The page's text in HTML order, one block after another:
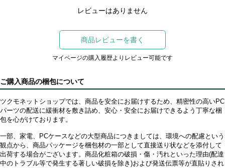
レビューはありません
商品レビューを書く
マイページの購入履歴よりレビュー可能です
ご購入商品の梱包について
ツクモネットショップでは、商品を安全にお届けするため、精密性の高いPC
パーツの配送に緩衝材を敷き詰め、安心・安全にお届けできるよう丁寧な梱
包を心がけております。
一部、家電、PCケースなどの大型商品につきましては、環境への配慮という
観点から、商品パッケージを梱包材の一部として直接送り状などを添付して
出荷する場合がございます。商品化粧箱の破損・傷・汚れといった理由(配達
中のトラブル等で発生する著しい破損を除き)および発送伝票等が直貼りされ